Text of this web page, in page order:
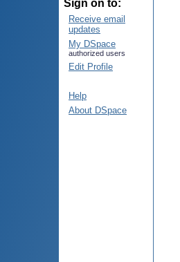
Sign on to:
Receive email
updates
My DSpace
authorized users
Edit Profile
Help
About DSpace